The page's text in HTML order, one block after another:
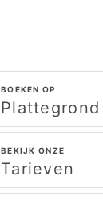
BOEKEN OP
Plattegrond
BEKIJK ONZE
Tarieven